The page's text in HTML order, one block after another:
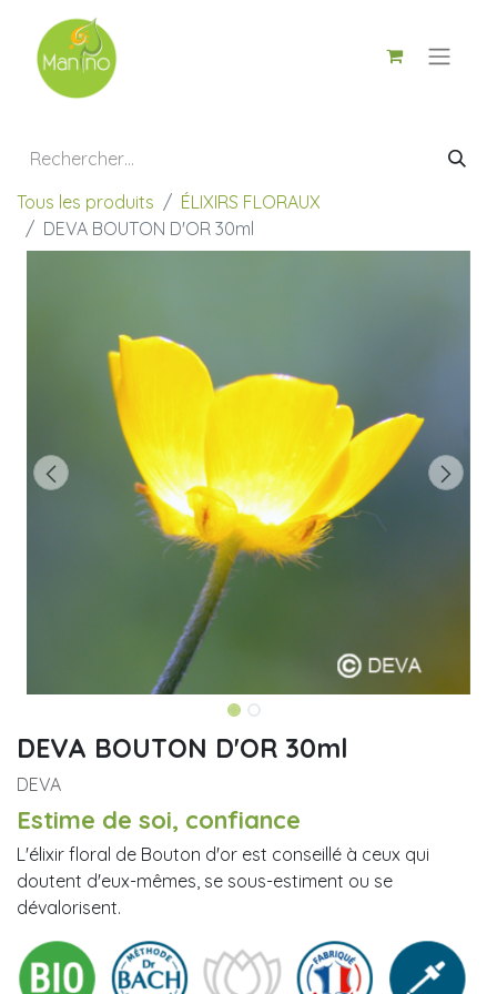
Tous les produits
ÉLIXIRS FLORAUX
DEVA BOUTON D'OR 30ml
DEVA BOUTON D'OR 30ml
DEVA
Estime de soi, confiance
L'élixir floral de Bouton d'or est conseillé à ceux qui
doutent d'eux-mêmes, se sous-estiment ou se
dévalorisent.